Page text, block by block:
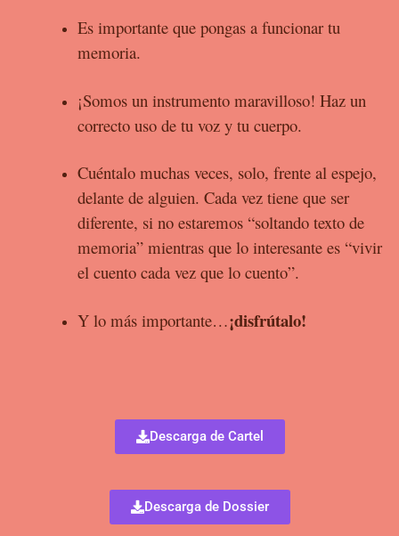
Es importante que pongas a funcionar tu
memoria.
¡Somos un instrumento maravilloso! Haz un
correcto uso de tu voz y tu cuerpo.
Cuéntalo muchas veces, solo, frente al espejo,
delante de alguien. Cada vez tiene que ser
diferente, si no estaremos “soltando texto de
memoria” mientras que lo interesante es “vivir
el cuento cada vez que lo cuento”.
Y lo más importante…¡disfrútalo!
Descarga de Cartel
Descarga de Dossier